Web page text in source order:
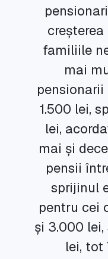
familiile
mai
pensionarii
1.500 lei,
lei,
mai și
pensii
sprijinul
pentru cei
și 3.000
lei, tot